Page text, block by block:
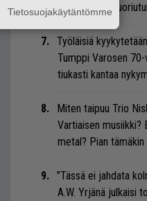
kokoonpano
Työläisiä
Tumppi Varosen
tiukasti kantaa
Miten taipuu Trio
Vartiaisen musiikki?
metal? Pian tämäkin
”Tässä ei jahdata
A.W. Yrjänä julkaisi
Tietosuojakäytäntömme